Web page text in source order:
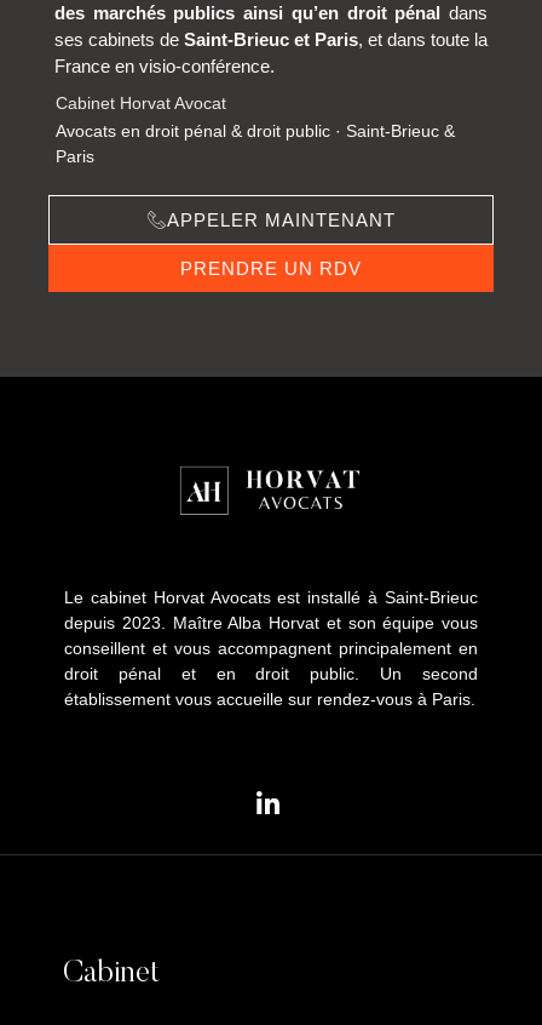
des marchés publics ainsi qu’en droit pénal dans
ses cabinets de Saint-Brieuc et Paris, et dans toute la
France en visio-conférence.
Cabinet Horvat Avocat
Avocats en droit pénal & droit public · Saint-Brieuc &
Paris
APPELER MAINTENANT
PRENDRE UN RDV
Le cabinet Horvat Avocats est installé à Saint-Brieuc
depuis 2023. Maître Alba Horvat et son équipe vous
conseillent et vous accompagnent principalement en
droit pénal et en droit public. Un second
établissement vous accueille sur rendez-vous à Paris.
Cabinet